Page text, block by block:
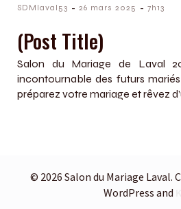
SDMlaval53 - 26 mars 2025 - 7h13
(Post Title)
Salon du Mariage de Laval
incontournable des futurs
préparez votre mariage et rêvez
© 2026 Salon du Mariage Laval.
WordPress and